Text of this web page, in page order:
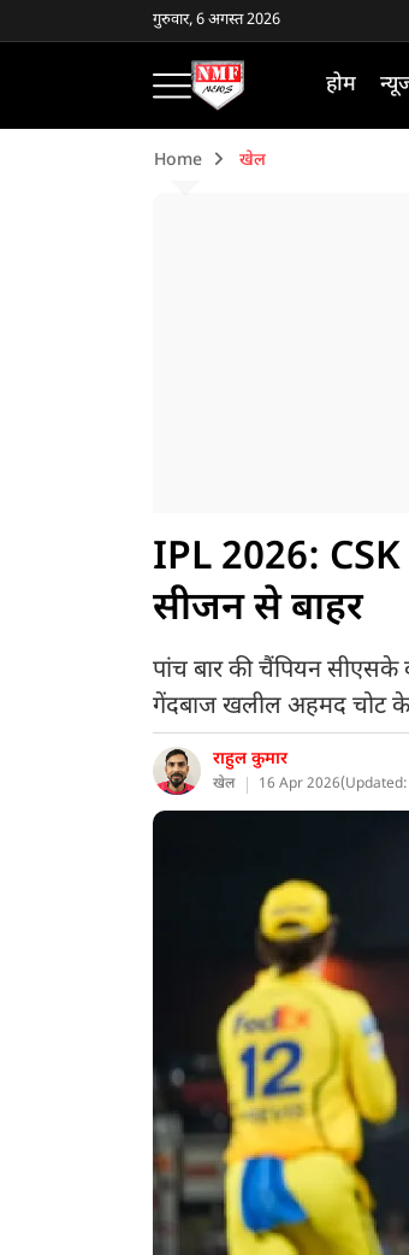
गुरुवार, 6 अगस्त 2026
होम
Home खेल
IPL 2026:
सीजन से बाहर
पांच बार की चैंपियन
गेंदबाज खलील अहमद चोट के
राहुल कुमार
खेल 16 Apr 2026(